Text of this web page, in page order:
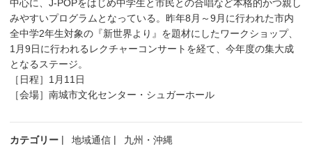
中心に、J-POPをはじめ中学生と市民との合唱など本格的かつ親し
みやすいプログラムとなっている。昨年8月～9月に行われた市内
全中学2年生対象の『新世界より』を題材にしたワークショップ、
1月9日に行われるレクチャーコンサートを経て、今年度の集大成
となるステージ。
［日程］1月11日
［会場］南城市文化センター・シュガーホール
カテゴリー 地域通信 九州・沖縄